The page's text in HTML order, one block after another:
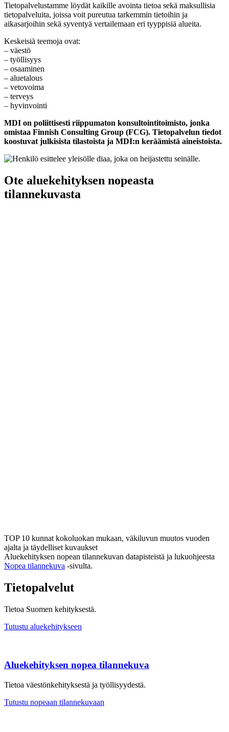
Tietopalvelustamme löydät kaikille avointa tietoa sekä maksullisia
tietopalveluita, joissa voit pureutua tarkemmin tietoihin ja
aikasarjoihin sekä syventyä vertailemaan eri tyyppisiä alueita.
Keskeisiä teemoja ovat:
– väestö
– työllisyys
– osaaminen
– aluetalous
– vetovoima
– terveys
– hyvinvointi
MDI on poliittisesti riippumaton konsultointitoimisto, jonka
omistaa Finnish Consulting Group (FCG). Tietopalvelun tiedot
koostuvat julkisista tilastoista ja MDI:n keräämistä aineistoista.
Ote aluekehityksen nopeasta
tilannekuvasta
TOP 10 kunnat kokoluokan mukaan, väkiluvun muutos vuoden
ajalta ja täydelliset kuvaukset
Aluekehityksen nopean tilannekuvan datapisteistä ja lukuohjeesta
Nopea tilannekuva -sivulta.
Tietopalvelut
Tietoa Suomen kehityksestä.
Tutustu aluekehitykseen
Alue­kehityk­sen nopea tilanne­kuva
Tietoa väestön­kehityksestä ja työllisyy­destä.
Tutustu nopeaan tilanne­kuvaan